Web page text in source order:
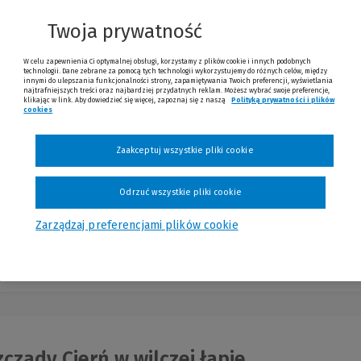
Przemyskie. Okaleczone pogranicze
Twoja prywatność
W celu zapewnienia Ci optymalnej obsługi, korzystamy z plików cookie i innych podobnych
technologii. Dane zebrane za pomocą tych technologii wykorzystujemy do różnych celów, między
innymi do ulepszania funkcjonalności strony, zapamiętywania Twoich preferencji, wyświetlania
najtrafniejszych treści oraz najbardziej przydatnych reklam. Możesz wybrać swoje preferencje,
klikając w link. Aby dowiedzieć się więcej, zapoznaj się z naszą
Polityką prywatności i plików
cookies
Zarządzaj preferencjami plików cookie
Odrzuć wszystkie pliki cookie
Zaakceptuj wszystkie pliki cookie